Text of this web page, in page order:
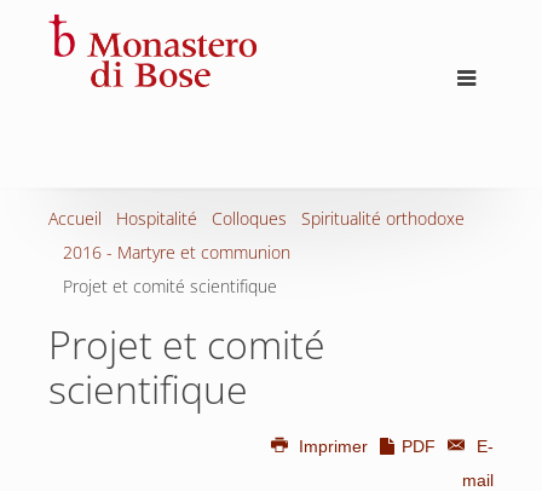
Accueil Hospitalité Colloques
Spiritualité orthodoxe
2016 - Martyre et communion
Projet et comité scientifique
Projet et comité
scientifique
Imprimer PDF
E-
mail